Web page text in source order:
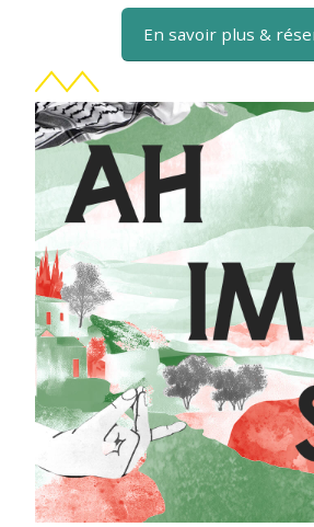
En savoir plus &